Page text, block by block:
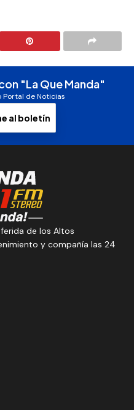
"La Que Manda"
de Noticias
al boletín
de los Altos
y compañía las 24